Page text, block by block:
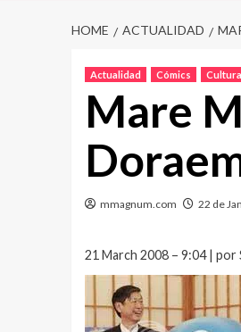
HOME ACTUALIDAD
Actualidad Cómics Cultura
Mare
mmagnum.com 22 de
21 March 2008 – 9:04 | por